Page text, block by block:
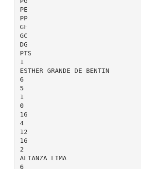
PE
PP
GF
GC
DG
PTS
1
ESTHER GRANDE DE BENTIN
6
5
1
0
16
4
12
16
2
ALIANZA LIMA
6